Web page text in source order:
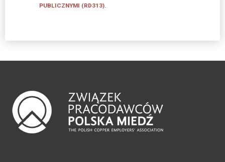
Akademia
Wydarzenia
–
Akademia
PUBLICZNYMI (RD313).